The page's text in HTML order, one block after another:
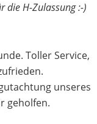
die H-Zulassung :-)
Toller Service,
unseres
geholfen.